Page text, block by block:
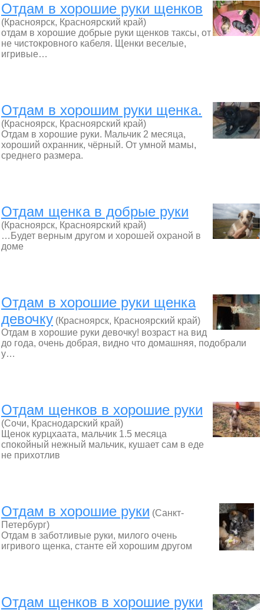
Отдам в хорошие руки щенков
(Красноярск, Красноярский край)
отдам в хорошие добрые руки щенков таксы, от
не чистокровного кабеля. Щенки веселые,
игривые…
Отдам в хорошим руки щенка.
(Красноярск, Красноярский край)
Отдам в хорошие руки. Мальчик 2 месяца,
хороший охранник, чёрный. От умной мамы,
среднего размера.
Отдам щенка в добрые руки
(Красноярск, Красноярский край)
…Будет верным другом и хорошей охраной в
доме
Отдам в хорошие руки щенка
девочку (Красноярск, Красноярский край)
Отдам в хорошие руки девочку! возраст на вид
до года, очень добрая, видно что домашняя, подобрали
у…
Отдам щенков в хорошие руки
(Сочи, Краснодарский край)
Щенок курцхаата, мальчик 1.5 месяца
спокойный нежный мальчик, кушает сам в еде
не прихотлив
Отдам в хорошие руки (Санкт-
Петербург)
Отдам в заботливые руки, милого очень
игривого щенка, станте ей хорошим другом
Отдам щенков в хорошие руки